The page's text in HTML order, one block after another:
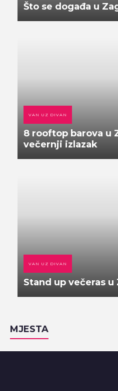
Što se događa u
VAN UZ DIVAN
8 rooftop barova u
večernji izlazak
VAN UZ DIVAN
Stand up večeras
MJESTA